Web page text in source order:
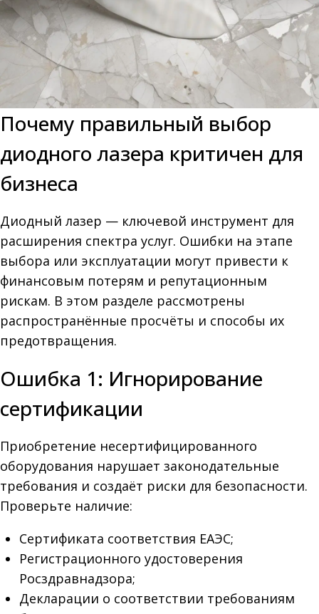
Почему правильный выбор
диодного лазера критичен для
бизнеса
Диодный лазер — ключевой инструмент для
расширения спектра услуг. Ошибки на этапе
выбора или эксплуатации могут привести к
финансовым потерям и репутационным
рискам. В этом разделе рассмотрены
распространённые просчёты и способы их
предотвращения.
Ошибка 1: Игнорирование
сертификации
Приобретение несертифицированного
оборудования нарушает законодательные
требования и создаёт риски для безопасности.
Проверьте наличие:
Сертификата соответствия ЕАЭС;
Регистрационного удостоверения
Росздравнадзора;
Декларации о соответствии требованиям